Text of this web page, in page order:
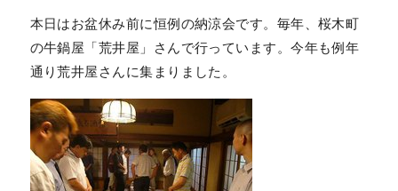
本日はお盆休み前に恒例の納涼会です。毎年、桜木町
の牛鍋屋「荒井屋」さんで行っています。今年も例年
通り荒井屋さんに集まりました。